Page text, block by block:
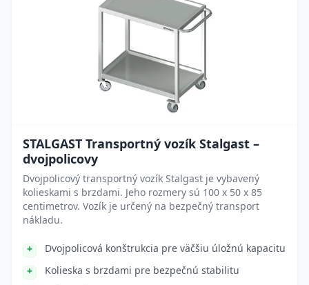
STALGAST Transportný vozík Stalgast –
dvojpolicovy
Dvojpolicový transportný vozík Stalgast je vybavený
kolieskami s brzdami. Jeho rozmery sú 100 x 50 x 85
centimetrov. Vozík je určený na bezpečný transport
nákladu.
Dvojpolicová konštrukcia pre väčšiu úložnú kapacitu
Kolieska s brzdami pre bezpečnú stabilitu